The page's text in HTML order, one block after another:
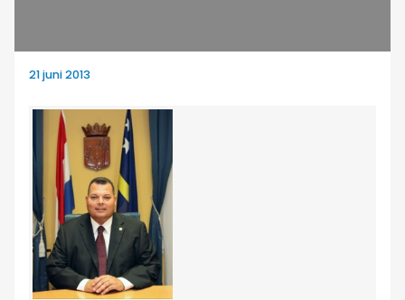
21 juni 2013